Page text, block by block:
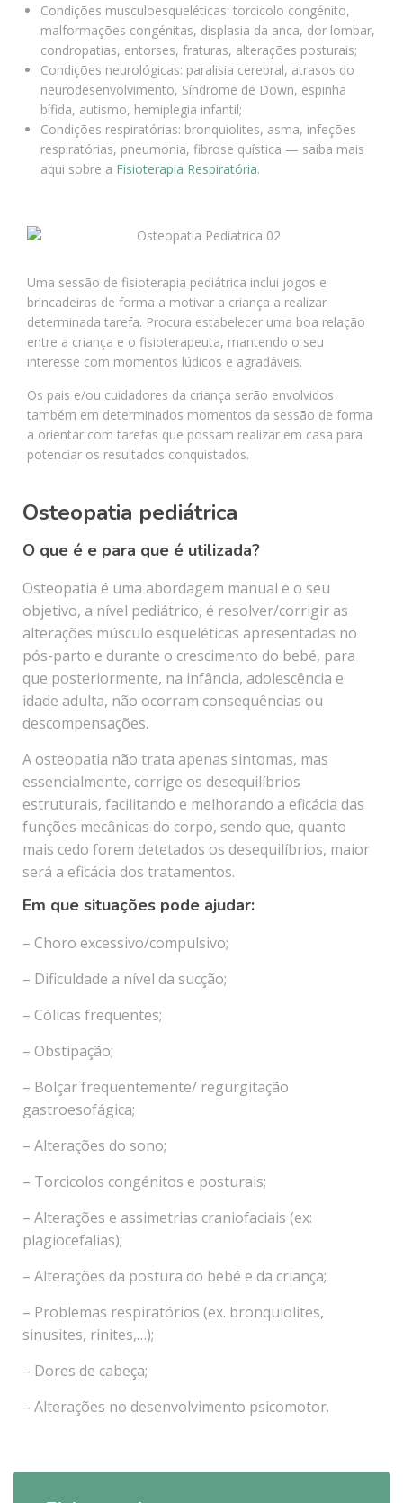
Condições musculoesqueléticas: torcicolo congénito,
malformações congénitas, displasia da anca, dor lombar,
condropatias, entorses, fraturas, alterações posturais;
Condições neurológicas: paralisia cerebral, atrasos do
neurodesenvolvimento, Síndrome de Down, espinha
bífida, autismo, hemiplegia infantil;
Condições respiratórias: bronquiolites, asma, infeções
respiratórias, pneumonia, fibrose quística — saiba mais
aqui sobre a Fisioterapia Respiratória.
Uma sessão de fisioterapia pediátrica inclui jogos e
brincadeiras de forma a motivar a criança a realizar
determinada tarefa. Procura estabelecer uma boa relação
entre a criança e o fisioterapeuta, mantendo o seu
interesse com momentos lúdicos e agradáveis.
Os pais e/ou cuidadores da criança serão envolvidos
também em determinados momentos da sessão de forma
a orientar com tarefas que possam realizar em casa para
potenciar os resultados conquistados.
Osteopatia pediátrica
O que é e para que é utilizada?
Osteopatia é uma abordagem manual e o seu
objetivo, a nível pediátrico, é resolver/corrigir as
alterações músculo esqueléticas apresentadas no
pós-parto e durante o crescimento do bebé, para
que posteriormente, na infância, adolescência e
idade adulta, não ocorram consequências ou
descompensações.
A osteopatia não trata apenas sintomas, mas
essencialmente, corrige os desequilíbrios
estruturais, facilitando e melhorando a eficácia das
funções mecânicas do corpo, sendo que, quanto
mais cedo forem detetados os desequilíbrios, maior
será a eficácia dos tratamentos.
Em que situações pode ajudar:
– Choro excessivo/compulsivo;
– Dificuldade a nível da sucção;
– Cólicas frequentes;
– Obstipação;
– Bolçar frequentemente/ regurgitação
gastroesofágica;
– Alterações do sono;
– Torcicolos congénitos e posturais;
– Alterações e assimetrias craniofaciais (ex:
plagiocefalias);
– Alterações da postura do bebé e da criança;
– Problemas respiratórios (ex. bronquiolites,
sinusites, rinites,…);
– Dores de cabeça;
– Alterações no desenvolvimento psicomotor.